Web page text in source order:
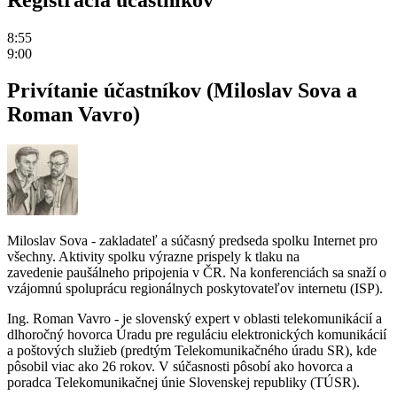
8:55
9:00
Privítanie účastníkov (Miloslav Sova a
Roman Vavro)
Miloslav Sova - zakladateľ a súčasný predseda spolku Internet pro
všechny. Aktivity spolku výrazne prispely k tlaku na
zavedenie paušálneho pripojenia v ČR. Na konferenciách sa snaží o
vzájomnú spoluprácu regionálnych poskytovateľov internetu (ISP).
Ing. Roman Vavro - je slovenský expert v oblasti telekomunikácií a
dlhoročný hovorca Úradu pre reguláciu elektronických komunikácií
a poštových služieb (predtým Telekomunikačného úradu SR), kde
pôsobil viac ako 26 rokov. V súčasnosti pôsobí ako hovorca a
poradca Telekomunikačnej únie Slovenskej republiky (TÚSR).